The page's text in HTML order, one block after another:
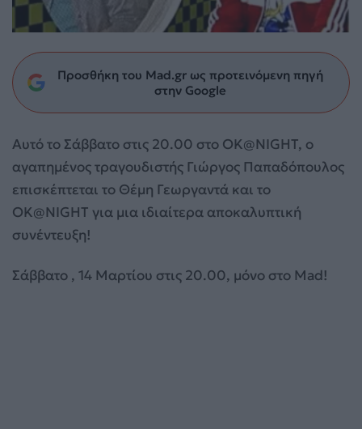
Προσθήκη του Mad.gr ως προτεινόμενη πηγή
στην Google
Αυτό το Σάββατο στις 20.00 στο OK@NIGHT, o
αγαπημένος τραγουδιστής Γιώργος Παπαδόπουλος
επισκέπτεται το Θέμη Γεωργαντά και το
OK@NIGHT για μια ιδιαίτερα αποκαλυπτική
συνέντευξη!
Σάββατο , 14 Μαρτίου στις 20.00, μόνο στο Mad!